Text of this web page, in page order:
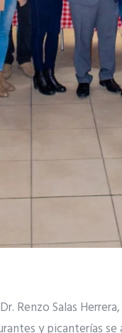
Renzo Salas
y picanterías